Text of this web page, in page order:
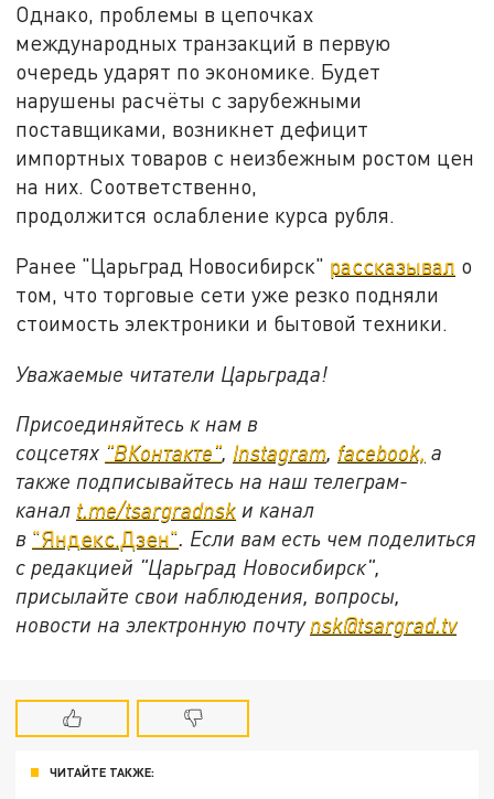
Однако, проблемы в цепочках
международных транзакций в первую
очередь ударят по экономике. Будет
нарушены расчёты с зарубежными
поставщиками, возникнет дефицит
импортных товаров с неизбежным ростом цен
на них. Соответственно,
продолжится ослабление курса рубля.
Ранее "Царьград Новосибирск" рассказывал о
том, что торговые сети уже резко подняли
стоимость электроники и бытовой техники.
Уважаемые читатели Царьграда!
Присоединяйтесь к нам в
соцсетях "ВКонтакте", Instagram, facebook, а
также подписывайтесь на наш телеграм-
канал t.me/tsargradnsk и канал
в "Яндекс.Дзен". Если вам есть чем поделиться
с редакцией "Царьград Новосибирск",
присылайте свои наблюдения, вопросы,
новости на электронную почту nsk@tsargrad.tv
ЧИТАЙТЕ ТАКЖЕ: